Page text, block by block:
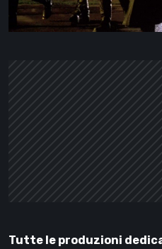
Tutte le produzioni